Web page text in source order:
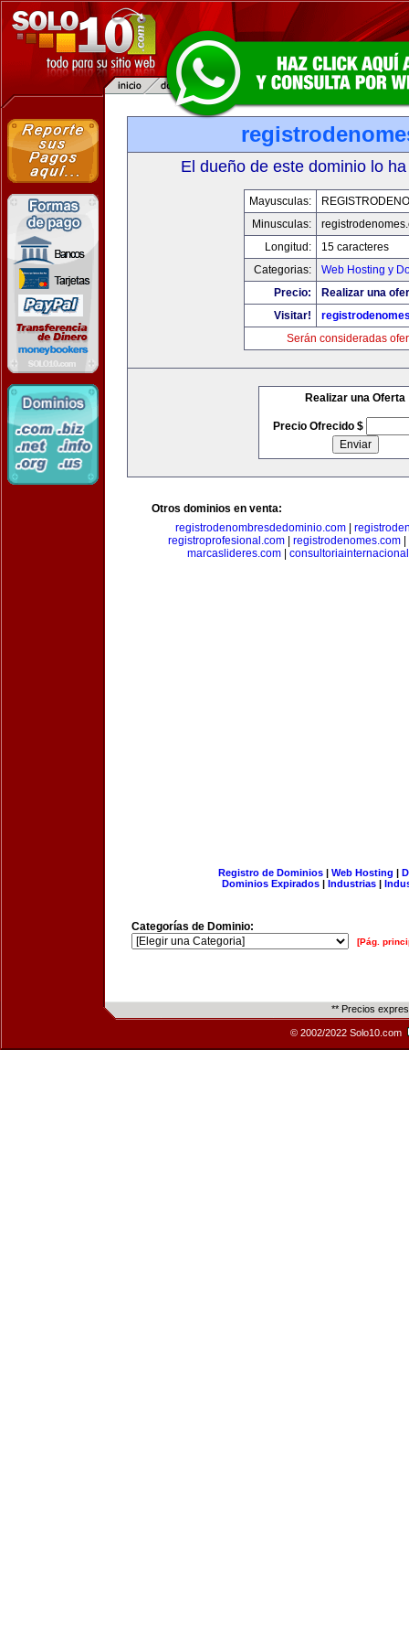
El dueño de este dominio lo
Mayusculas:
Minusculas:
Longitud:
15 caracteres
Categorias:
Web Hosting y
Precio:
Realizar una
Visitar!
Serán consideradas
Realizar una Oferta
Precio Ofrecido $
Otros dominios en venta:
registrodenombresdedominio.com|
registroprofesional.com| registrodenomes.com|
marcaslideres.com
Registro de Dominios| Web Hosting |
Dominios Expirados | Industrias |
Categorías de Dominio:
[Pág.
** Precios
© 2002/2022 Solo10.com